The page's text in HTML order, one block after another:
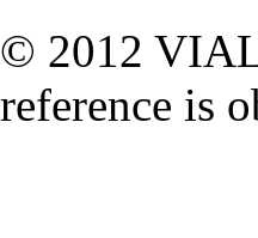
© 2012
reference is